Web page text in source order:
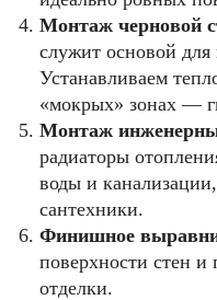
Монтаж черновой
служит основой
Устанавливаем
«мокрых» зонах —
Монтаж
радиаторы
воды и
сантехники.
Финишное
поверхности стен
отделки.